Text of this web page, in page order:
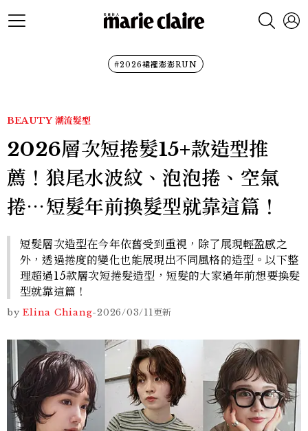
#2026裙襬澎澎RUN
BEAUTY 潮流髮型
2026層次短捲髮15+款造型推
薦！狼尾水波紋、泡泡捲、空氣
捲⋯短髮年前換髮型就靠這篇！
短髮層次造型在今年依舊受到重視，除了展現輕盈感之
外，透過捲度的變化也能展現出不同風格的造型。以下整
理超過15款層次短捲髮造型，短髮的大家過年前想要換髮
型就靠這篇！
by Elina Chiang-2026/03/11更新